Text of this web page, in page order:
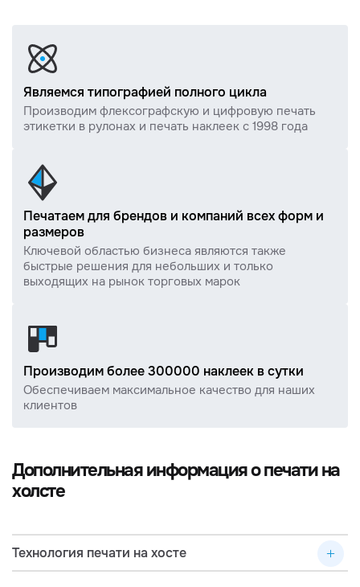
Являемся типографией полного цикла
Производим флексографскую и цифровую печать
этикетки в рулонах и печать наклеек с 1998 года
Печатаем для брендов и компаний всех форм и
размеров
Ключевой областью бизнеса являются также
быстрые решения для небольших и только
выходящих на рынок торговых марок
Производим более 300000 наклеек в сутки
Обеспечиваем максимальное качество для наших
клиентов
Дополнительная информация о печати на
холсте
Технология печати на хосте